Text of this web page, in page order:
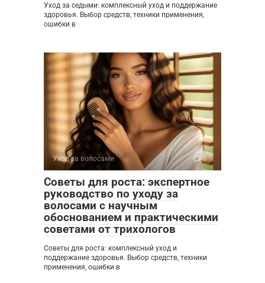
Уход за седыми: комплексный уход и поддержание
здоровья. Выбор средств, техники применения,
ошибки в
Уход за волосами 0
Советы для роста: экспертное
руководство по уходу за
волосами с научным
обоснованием и практическими
советами от трихологов
Советы для роста: комплексный уход и
поддержание здоровья. Выбор средств, техники
применения, ошибки в